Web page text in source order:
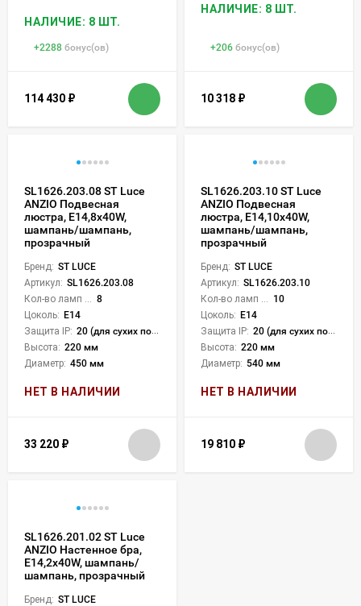
НАЛИЧИЕ: 8 ШТ.
+2288 бонус(ов)
114 430 ₽
НАЛИЧИЕ: 8 ШТ.
+206 бонус(ов)
10 318 ₽
SL1626.203.08 ST Luce
ANZIO Подвесная
люстра, E14,8х40W,
шампань/шампань,
прозрачный
Бренд: ST LUCE
Артикул: SL1626.203.08
8
Цоколь: E14
Защита IP: 20 (для сухих пом.)
Высота: 220 мм
Диаметр: 450 мм
НЕТ В НАЛИЧИИ
33 220 ₽
SL1626.203.10 ST Luce
ANZIO Подвесная
люстра, E14,10х40W,
шампань/шампань,
прозрачный
Бренд: ST LUCE
Артикул: SL1626.203.10
10
Цоколь: E14
Защита IP: 20 (для сухих пом.)
Высота: 220 мм
Диаметр: 540 мм
НЕТ В НАЛИЧИИ
19 810 ₽
SL1626.201.02 ST Luce
ANZIO Настенное бра,
E14,2х40W, шампань/
шампань, прозрачный
Бренд: ST LUCE